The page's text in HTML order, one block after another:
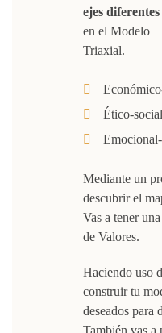
ejes diferentes
en el Modelo
Triaxial.
Ético-social
Mediante un
descubrir el
Vas a tener
de Valores.
Haciendo uso
construir tu
deseados para